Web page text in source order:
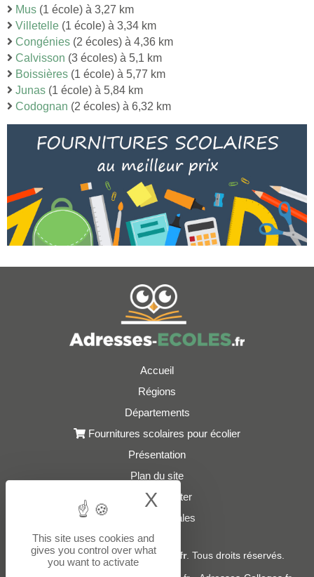
Mus (1 école) à 3,27 km
Villetelle (1 école) à 3,34 km
Congénies (2 écoles) à 4,36 km
Calvisson (3 écoles) à 5,1 km
Boissières (1 école) à 5,77 km
Junas (1 école) à 5,84 km
Codognan (2 écoles) à 6,32 km
Accueil
Régions
Départements
Fournitures scolaires pour écolier
Présentation
Plan du site
Nous contacter
Mentions légales
© 2021 - 2026Adresses-Ecoles.fr. Tous droits réservés.
This site uses cookies and
gives you control over what
you want to activate
X Hide cookie